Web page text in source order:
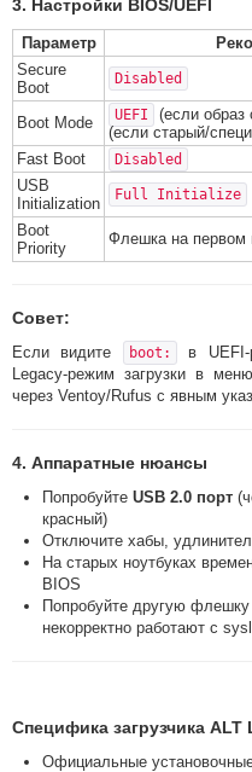
3. Настройки BIOS/UEFI
Параметр
Secure
Boot
Disabled
Boot Mode UEFI (если образ
(если старый/
Fast Boot
Disabled
USB
Initialization
Full Initialize
Boot
Priority
Флешка на первом
Совет:
Если видите boot:
в
Legacy-режим загрузки в
через Ventoy/Rufus с явным
4. Аппаратные нюансы
Попробуйте USB 2.0 порт
красный)
Отключите хабы,
На старых ноутбуках
BIOS
Попробуйте другую
некорректно работают с
Специфика загрузчика ALT
Официальные